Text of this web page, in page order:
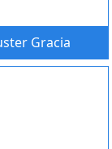
Gracia